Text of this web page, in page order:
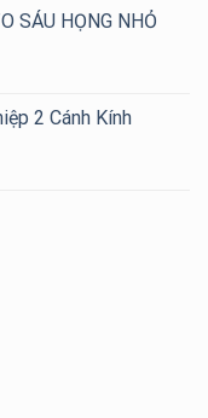
SÁU HỌNG NHỎ
2 Cánh Kính